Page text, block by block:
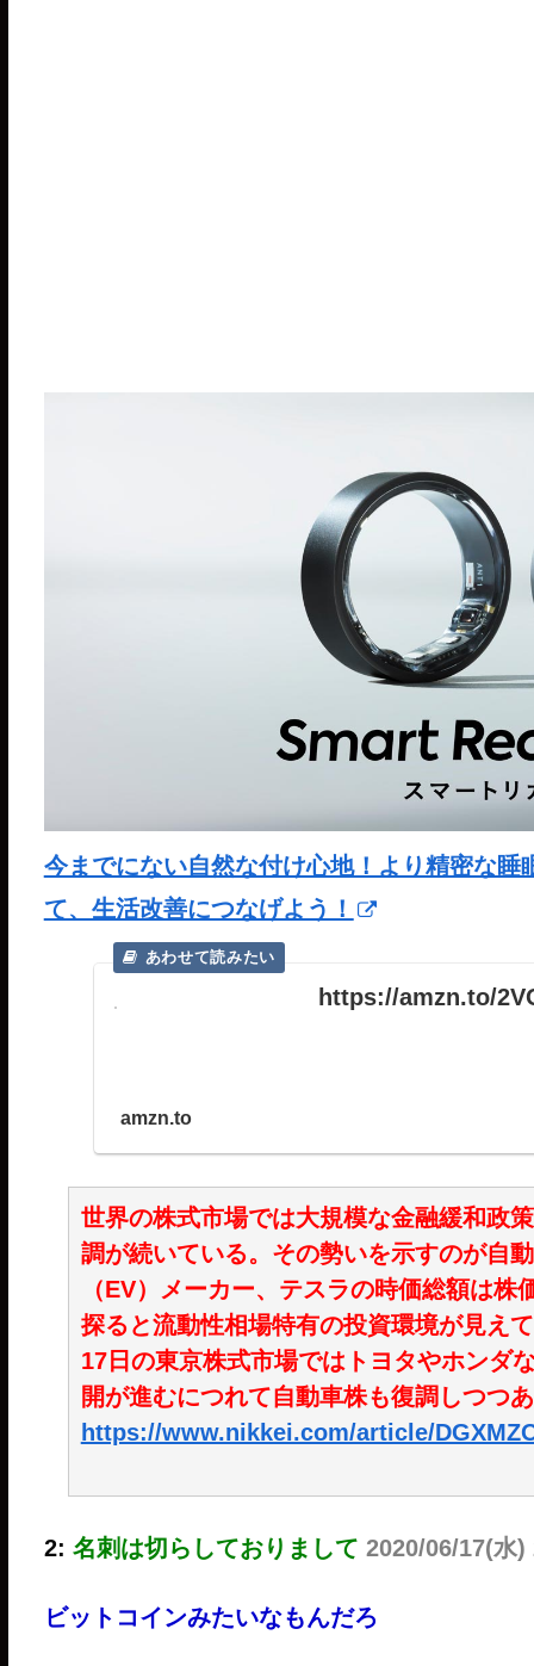
今までにない自然な付け心地！より精密な
て、生活改善につなげよう！
https://amzn.to/
amzn.to
世界の株式市場では大規模な金融緩和政
調が続いている。その勢いを示すのが自
（EV）メーカー、テスラの時価総額は
探ると流動性相場特有の投資環境が見え
17日の東京株式市場ではトヨタやホンダ
開が進むにつれて自動車株も復調しつつ
https://www.nikkei.com/article/
2: 名刺は切らしておりまして 2020/06/17(水
ビットコインみたいなもんだろ